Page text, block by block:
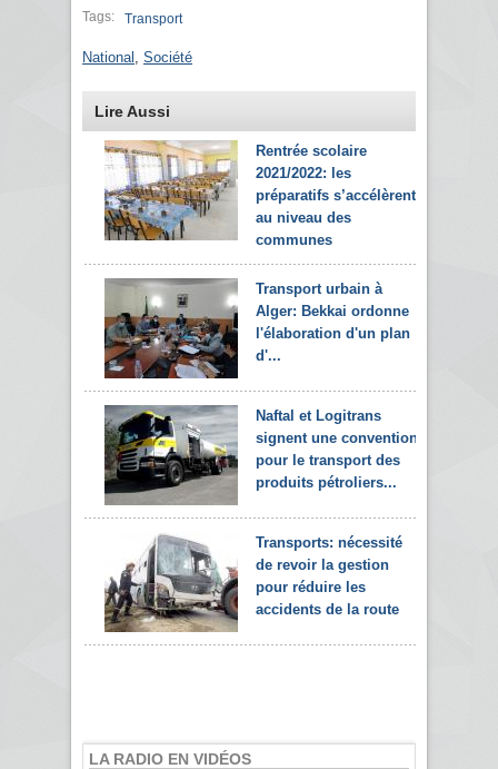
Tags: Transport
National Société
Lire Aussi
Rentrée scolaire
2021/2022: les
préparatifs s’accélèrent
au niveau des
communes
Transport urbain à
Alger: Bekkai ordonne
l'élaboration d'un plan
d'...
Naftal et Logitrans
signent une convention
pour le transport des
produits pétroliers...
Transports: nécessité
de revoir la gestion
pour réduire les
accidents de la route
LA RADIO EN VIDÉOS